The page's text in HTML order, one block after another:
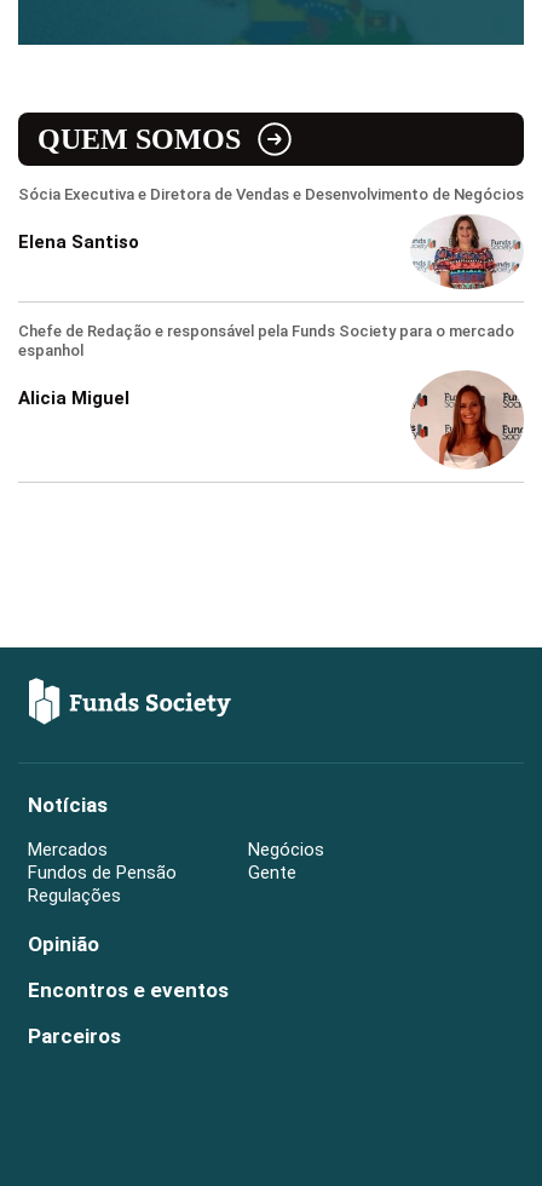
QUEM SOMOS
Sócia Executiva e Diretora de Vendas e Desenvolvimento de Negócios
Elena Santiso
Chefe de Redação e responsável pela Funds Society para o mercado
espanhol
Alicia Miguel
Notícias
Mercados
Negócios
Fundos de Pensão
Gente
Regulações
Opinião
Encontros e eventos
Parceiros